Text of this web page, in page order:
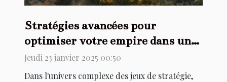
Stratégies avancées pour
optimiser votre empire dans un
jeu de stratégie
Jeudi 23 janvier 2025 00:50
Dans l'univers complexe des jeux de stratégie,